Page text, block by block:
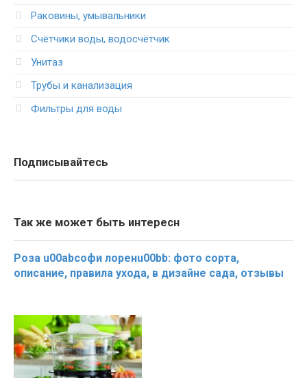
Раковины, умывальники
Счётчики воды, водосчётчик
Унитаз
Трубы и канализация
Фильтры для воды
Подписывайтесь
Так же может быть интересн
Роза u00abсофи лоренu00bb: фото сорта,
описание, правила ухода, в дизайне сада, отзывы